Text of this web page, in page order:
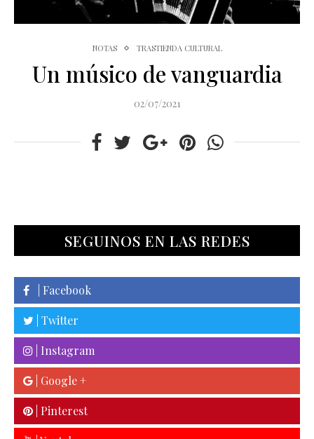
NOTAS TRASTIENDA CULTURAL
Un músico de vanguardia
02/07/2021
SEGUINOS EN LAS REDES
| Facebook
| Twitter
| Instagram
| Google +
| Pinterest